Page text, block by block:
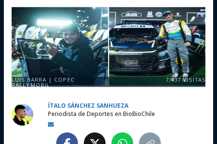
LUIS BARRA | COPEC
RALLYMOBIL
7,437VISITAS
ÍTALO SÁNCHEZ SANHUEZA
Periodista de Deportes en BioBioChile